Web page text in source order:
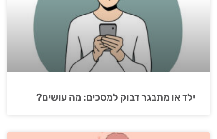
ילד או מתבגר דבוק למסכים: מה עושים?